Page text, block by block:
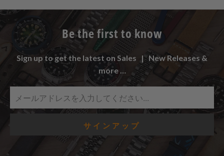
Be the first to know
Sign up to get the latest on Sales | New Releases &
more …